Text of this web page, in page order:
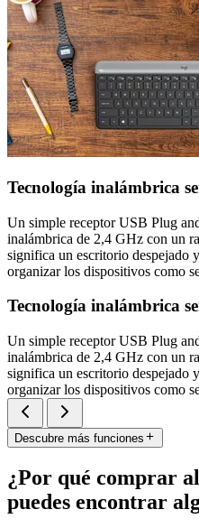
Tecnología inalámbrica
Un simple receptor USB Plug
inalámbrica de 2,4 GHz con un
significa un escritorio despejado
organizar los dispositivos como
Tecnología inalámbrica
Un simple receptor USB Plug
inalámbrica de 2,4 GHz con un
significa un escritorio despejado
organizar los dispositivos como
Descubre más funciones
¿Por qué comprar
puedes encontrar